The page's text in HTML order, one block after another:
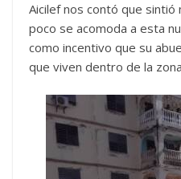
Aicilef nos contó que
poco se acomoda a esta
como incentivo que su
que viven dentro de la